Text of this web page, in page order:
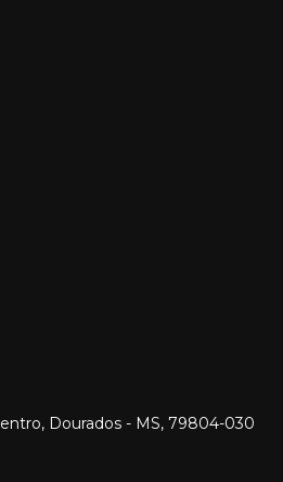
Dourados - MS, 79804-030